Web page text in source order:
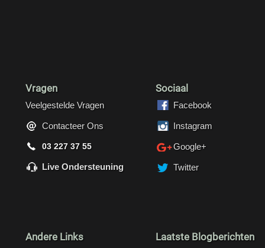
Vragen
Veelgestelde Vragen
Contacteer Ons
03 227 37 55
Live Ondersteuning
Sociaal
Facebook
Instagram
Google+
Twitter
Andere Links Laatste Blogberichten